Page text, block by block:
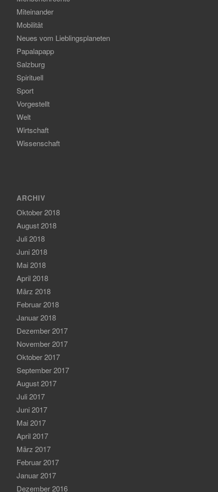
Miteinander
Mobilität
Neues vom Lieblingsplaneten
Papalapapp
Salzburg
Spirituell
Sport
Vorgestellt
Welt
Wirtschaft
Wissenschaft
ARCHIV
Oktober 2018
August 2018
Juli 2018
Juni 2018
Mai 2018
April 2018
März 2018
Februar 2018
Januar 2018
Dezember 2017
November 2017
Oktober 2017
September 2017
August 2017
Juli 2017
Juni 2017
Mai 2017
April 2017
März 2017
Februar 2017
Januar 2017
Dezember 2016